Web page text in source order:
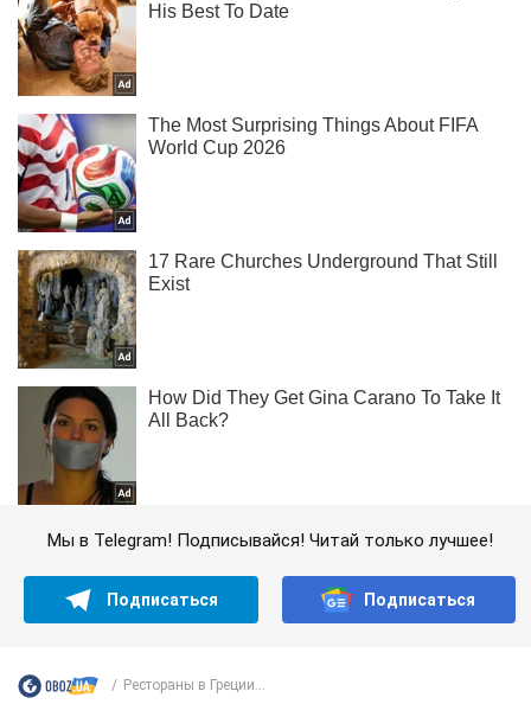
Мы в Telegram! Подписывайся! Читай только лучшее!
Подписаться Подписаться
Рестораны в Греции...